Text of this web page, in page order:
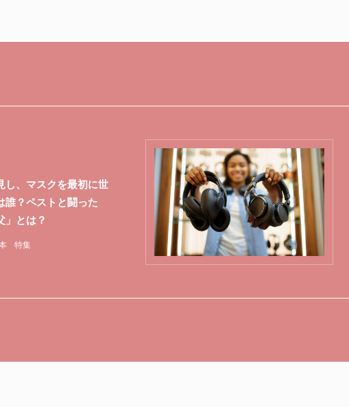
特集
し、マスクを最初に世
誰？ペストと闘った
」とは？